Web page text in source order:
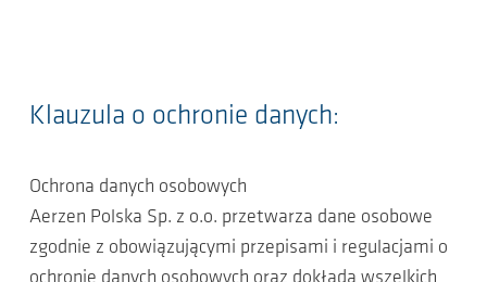
Klauzula o ochronie danych:
Ochrona danych osobowych
Aerzen Polska Sp. z o.o. przetwarza dane osobowe
zgodnie z obowiązującymi przepisami i regulacjami o